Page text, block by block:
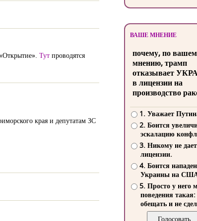
Тут проводятся
края и депутатам ЗС
ВАШЕ МНЕНИЕ
почему, по
мнению, трамп
отказывает
в лицензии на
производство
1. Уважает
2. Боится
эскалацию
3. Никому не
лицензии.
4. Боится
Украины на
5. Просто у него
поведения такая:
обещать и не